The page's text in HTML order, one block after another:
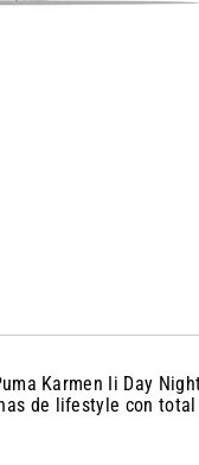
Karmen Ii Day
de lifestyle con